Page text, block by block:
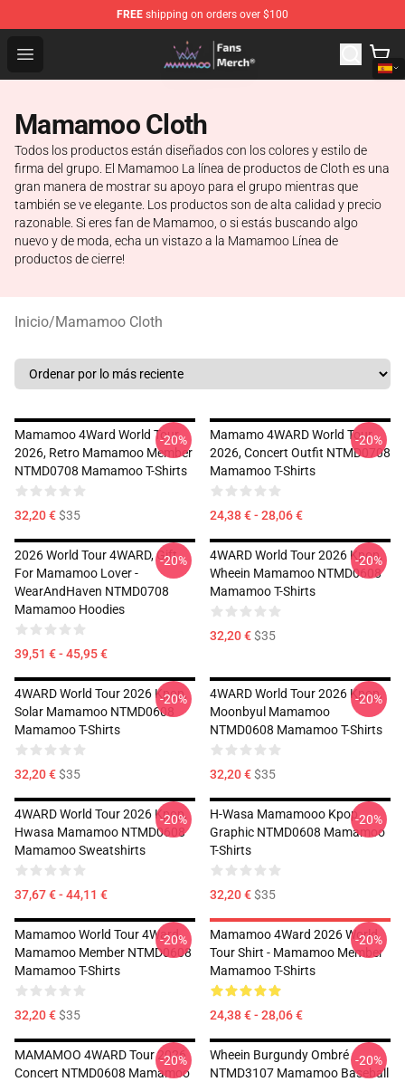
FREE shipping on orders over $100
Open menu
Mamamoo Store - Official Mamamoo Merchandise Shop
Mamamoo Cloth
Todos los productos están diseñados con los colores y estilo de
firma del grupo. El Mamamoo La línea de productos de Cloth es una
gran manera de mostrar su apoyo para el grupo mientras que
también se ve elegante. Los productos son de alta calidad y precio
razonable. Si eres fan de Mamamoo, o si estás buscando algo
nuevo y de moda, echa un vistazo a la Mamamoo Línea de
productos de cierre!
Inicio/Mamamoo Cloth
Mamamoo 4Ward World Tour
2026, Retro Mamamoo Member
NTMD0708 Mamamoo T-Shirts
32,20 €$35
-20%
Mamamo 4WARD World Tour
2026, Concert Outfit NTMD0708
Mamamoo T-Shirts
24,38 € - 28,06 €
-20%
2026 World Tour 4WARD, Gift
For Mamamoo Lover -
WearAndHaven NTMD0708
Mamamoo Hoodies
39,51 € - 45,95 €
-20%
4WARD World Tour 2026 Kpop,
Wheein Mamamoo NTMD0608
Mamamoo T-Shirts
32,20 €$35
-20%
4WARD World Tour 2026 Kpop,
Solar Mamamoo NTMD0608
Mamamoo T-Shirts
32,20 €$35
-20%
4WARD World Tour 2026 Kpop,
Moonbyul Mamamoo
NTMD0608 Mamamoo T-Shirts
32,20 €$35
-20%
4WARD World Tour 2026 Kpop,
Hwasa Mamamoo NTMD0608
Mamamoo Sweatshirts
37,67 € - 44,11 €
-20%
H-Wasa Mamamooo Kpop
Graphic NTMD0608 Mamamoo
T-Shirts
32,20 €$35
-20%
Mamamoo World Tour 4Ward,
Mamamoo Member NTMD0608
Mamamoo T-Shirts
32,20 €$35
-20%
Mamamoo 4Ward 2026 World
Tour Shirt - Mamamoo Member
Mamamoo T-Shirts
24,38 € - 28,06 €
-20%
MAMAMOO 4WARD Tour 2026
Concert NTMD0608 Mamamoo
-20%
Wheein Burgundy Ombré
NTMD3107 Mamamoo Baseball
-20%